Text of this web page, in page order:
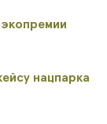
нацпарка